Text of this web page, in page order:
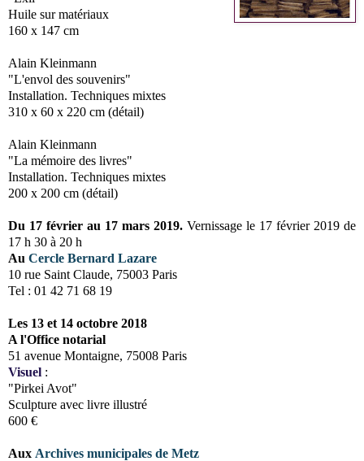
Huile sur matériaux
160 x 147 cm
Alain Kleinmann
"L'envol des souvenirs"
Installation. Techniques mixtes
310 x 60 x 220 cm (détail)
Alain Kleinmann
"La mémoire des livres"
Installation. Techniques mixtes
200 x 200 cm (détail)
Du 17 février au 17 mars 2019. Vernissage le 17 février 2019 de
17 h 30 à 20 h
Au Cercle Bernard Lazare
10 rue Saint Claude, 75003 Paris
Tel : 01 42 71 68 19
Les 13 et 14 octobre 2018
A l'Office notarial
51 avenue Montaigne, 75008 Paris
Visuel :
"Pirkei Avot"
Sculpture avec livre illustré
600 €
Aux Archives municipales de Metz